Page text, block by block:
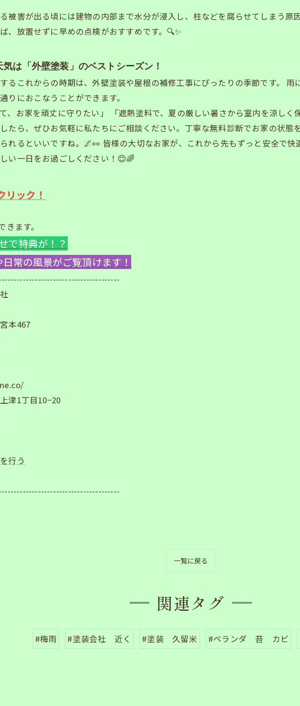
被害が出る頃には建物の内部まで水分が浸入し、柱などを腐らせてしまう原
、放置せずに早めの点検がおすすめです。🔍✨
は「外壁塗装」のベストシーズン！
るこれからの時期は、外壁塗装や屋根の補修工事にぴったりの季節です。
りにおこなうことができます。
、お家を頑丈に守りたい」 「遮熱塗料で、夏の厳しい暑さから室内を涼しく
たら、ぜひお気軽に私たちにご相談ください。丁寧な無料診断でお家の状態
れるといいですね。🌌👀 皆様の大切なお家が、これから先もずっと安全で快
い一日をお過ごしください！😊🌈
リック！
ます。
で特典が！？
常の風景がご覧頂けます！
本467
津1丁目10−20
行う
一覧に戻る
関連タグ
#梅雨 #塗装会社 近く #塗装 久留米 #ベランダ 苔 カビ